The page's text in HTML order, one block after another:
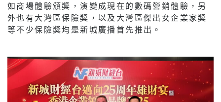
如商場體驗頒獎，演變成現在的數碼營銷體驗，另
外也有大灣區保險獎，以及大灣區傑出女企業家獎
等不少保險獎均是新城廣播首先推出。